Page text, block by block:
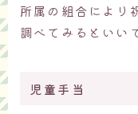
所属の組合により
調べてみるといい
児童手当